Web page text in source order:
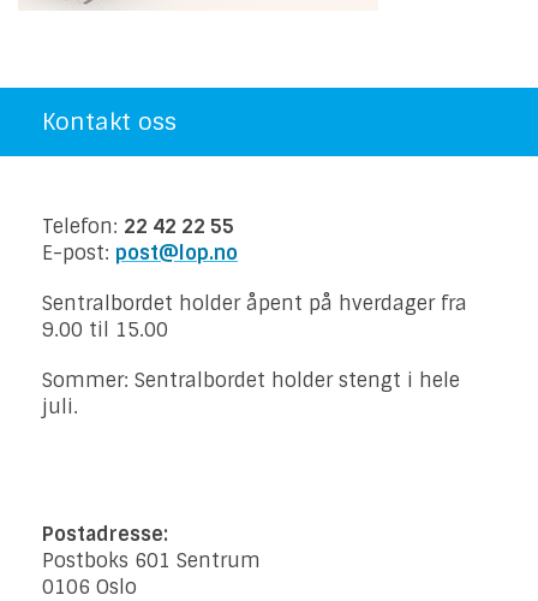
Kontakt oss
Telefon: 22 42 22 55
E-post: post@lop.no
Sentralbordet holder åpent på hverdager fra
9.00 til 15.00
Sommer: Sentralbordet holder stengt i hele
juli.
Postadresse:
Postboks 601 Sentrum
0106 Oslo